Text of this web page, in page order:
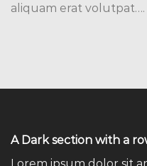
aliquam erat volutpat….
A Dark section with a
Lorem ipsum dolor sit